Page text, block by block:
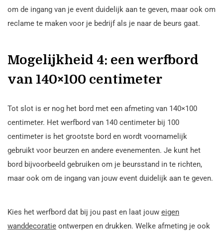
om de ingang van je event duidelijk aan te geven, maar ook om
reclame te maken voor je bedrijf als je naar de beurs gaat.
Mogelijkheid 4: een werfbord
van 140×100 centimeter
Tot slot is er nog het bord met een afmeting van 140×100
centimeter. Het werfbord van 140 centimeter bij 100
centimeter is het grootste bord en wordt voornamelijk
gebruikt voor beurzen en andere evenementen. Je kunt het
bord bijvoorbeeld gebruiken om je beursstand in te richten,
maar ook om de ingang van jouw event duidelijk aan te geven.
Kies het werfbord dat bij jou past en laat jouw eigen
wanddecoratie ontwerpen en drukken. Welke afmeting je ook